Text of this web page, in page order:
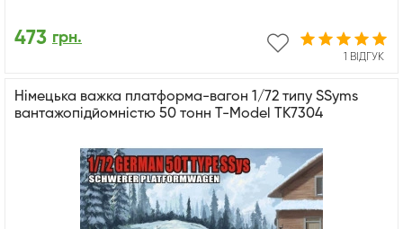
1 ВІДГУК
473 грн.
Німецька важка платформа-вагон 1/72 типу SSyms
вантажопідйомністю 50 тонн T-Model TK7304